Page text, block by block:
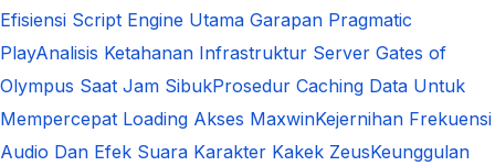
Efisiensi Script Engine Utama Garapan Pragmatic
PlayAnalisis Ketahanan Infrastruktur Server Gates of
Olympus Saat Jam SibukProsedur Caching Data Untuk
Mempercepat Loading Akses MaxwinKejernihan Frekuensi
Audio Dan Efek Suara Karakter Kakek ZeusKeunggulan